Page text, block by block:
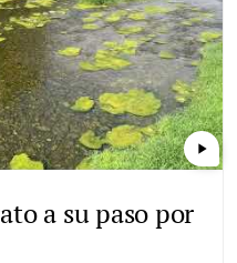
play_arrow
a su paso por